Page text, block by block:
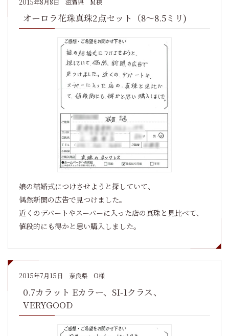
オーロラ花珠真珠2点セット（8～8.5ミリ)
娘の結婚式につけさせようと探していて、
偶然新聞の広告で見つけました。
近くのデパートやスーパーに入った店の真珠と見比べて、
値段的にも得かと思い購入しました。
2015年7月15日 奈良県 O様
0.7カラット Eカラー、SI-1クラス、
VERYGOOD